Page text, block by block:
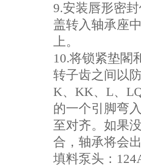
9.安装唇形密
盖转入轴承座
上。
10.将锁紧垫閣
转子齿之间以
K、KK、L、
的一个引脚弯
至对齐。如果
合，轴承将会
填料泵头：